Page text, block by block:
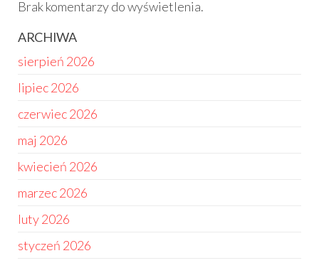
Brak komentarzy do wyświetlenia.
ARCHIWA
sierpień 2026
lipiec 2026
czerwiec 2026
maj 2026
kwiecień 2026
marzec 2026
luty 2026
styczeń 2026